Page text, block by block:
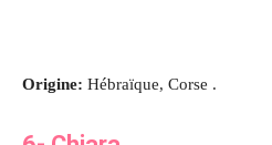
Origine: Hébraïque, Corse .